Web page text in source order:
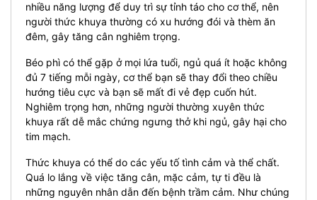
nhiều năng lượng để duy trì sự tỉnh táo cho cơ thể, nên
người thức khuya thường có xu hướng đói và thèm ăn
đêm, gây tăng cân nghiêm trọng.
Béo phì có thể gặp ở mọi lứa tuổi, ngủ quá ít hoặc không
đủ 7 tiếng mỗi ngày, cơ thể bạn sẽ thay đổi theo chiều
hướng tiêu cực và bạn sẽ mất đi vẻ đẹp cuốn hút.
Nghiêm trọng hơn, những người thường xuyên thức
khuya rất dễ mắc chứng ngưng thở khi ngủ, gây hại cho
tim mạch.
Thức khuya có thể do các yếu tố tình cảm và thể chất.
Quá lo lắng về việc tăng cân, mặc cảm, tự ti đều là
những nguyên nhân dẫn đến bệnh trầm cảm. Như chúng